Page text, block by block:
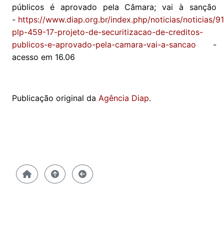
públicos é aprovado pela Câmara; vai à sanção
- https://www.diap.org.br/index.php/noticias/noticias/
plp-459-17-projeto-de-securitizacao-de-creditos-
publicos-e-aprovado-pela-camara-vai-a-sancao -
acesso em 16.06
Publicação original da Agência Diap.